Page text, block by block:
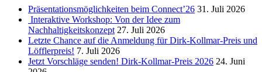
Präsentationsmöglichkeiten beim Connect’26 31. Juli 2026
Interaktive Workshop: Von der Idee zum
Nachhaltigkeitskonzept 27. Juli 2026
Letzte Chance auf die Anmeldung für Dirk-Kollmar-Preis und
Löfflerpreis! 7. Juli 2026
Jetzt Vorschläge senden! Dirk-Kollmar-Preis 2026 24. Juni